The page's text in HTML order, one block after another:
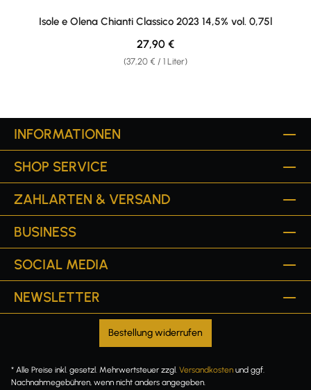
Isole e Olena Chianti Classico 2023 14,5% vol. 0,75l
(37,20 € / 1 Liter)
Regulärer Preis:
27,90 €
INFORMATIONEN
SHOP SERVICE
ZAHLARTEN & VERSAND
BUSINESS
SOCIAL MEDIA
NEWSLETTER
Bestellung widerrufen
* Alle Preise inkl. gesetzl. Mehrwertsteuer zzgl. Versandkosten und ggf.
Nachnahmegebühren, wenn nicht anders angegeben.